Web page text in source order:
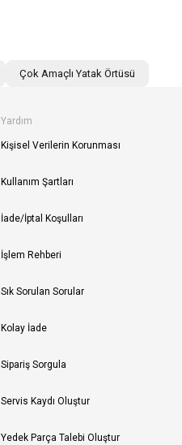
Çok Amaçlı Yatak Örtüsü
Yardım
Kişisel Verilerin Korunması
Kullanım Şartları
İade/İptal Koşulları
İşlem Rehberi
Sık Sorulan Sorular
Kolay İade
Sipariş Sorgula
Servis Kaydı Oluştur
Yedek Parça Talebi Oluştur